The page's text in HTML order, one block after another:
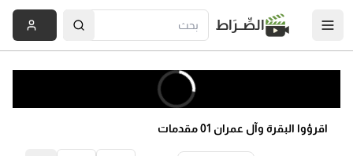
الصِّــرَاط
اقرؤوا البقرة وآل عمران 01 مقدمات